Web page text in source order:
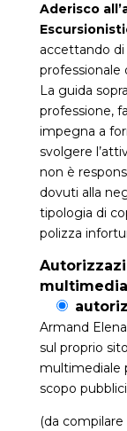
Aderisco
accettando
professionale
La guida
professione,
impegna a
svolgere
non è
dovuti alla
tipologia di
polizza
Armand
sul proprio
multimediale
scopo
(da